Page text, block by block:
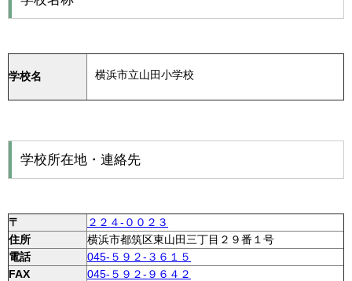
学校名 横浜市立山田小学校
学校所在地・連絡先
〒
２２４-００２３
住所
横浜市都筑区東山田三丁目２９番１号
電話
045-５９２-３６１５
FAX
045-５９２-９６４２